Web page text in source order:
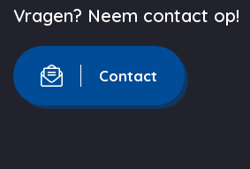
Vragen? Neem contact op!
Contact